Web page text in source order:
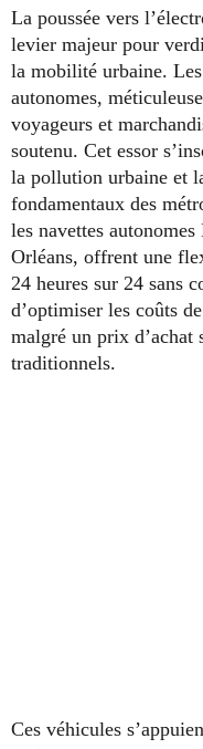
La poussée vers
levier majeur pour
la mobilité urbaine.
autonomes,
voyageurs et
soutenu. Cet essor
la pollution urbaine et
fondamentaux des
les navettes
Orléans, offrent une
24 heures sur 24 sans
d’optimiser les coûts
malgré un prix d’achat
traditionnels.
Ces véhicules